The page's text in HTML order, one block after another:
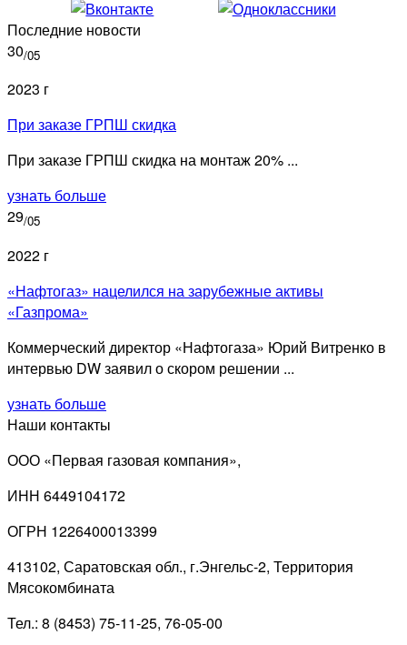
Последние новости
30/05
2023 г
При заказе ГРПШ скидка
При заказе ГРПШ скидка на монтаж 20% ...
узнать больше
29/05
2022 г
«Нафтогаз» нацелился на зарубежные активы
«Газпрома»
Коммерческий директор «Нафтогаза» Юрий Витренко в
интервью DW заявил о скором решении ...
узнать больше
Наши контакты
ООО «Первая газовая компания»,
ИНН 6449104172
ОГРН 1226400013399
413102, Саратовская обл., г.Энгельс-2, Территория
Мясокомбината
Тел.: 8 (8453) 75-11-25, 76-05-00